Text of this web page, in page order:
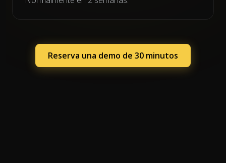
Reserva una demo de 30 minutos